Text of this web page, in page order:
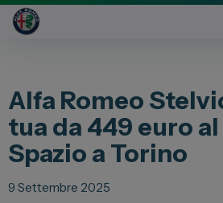
Fiat
Abarth
Lancia
Alfa Romeo
Alfa Romeo
tua da 449 euro
Spazio a Torino
9 Settembre 2025